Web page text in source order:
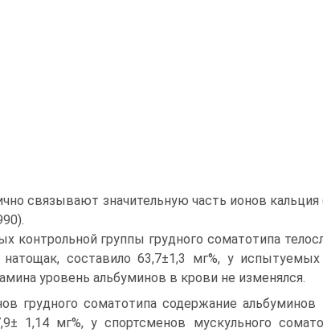
связывают значительную часть ионов
контрольной группы грудного сомато­типа
натощак, составило 63,7±1,3 мг%, у
уровень альбуминов в крови не изменялся.
грудного соматотипа содержание
1,14 мг%, у спортсменов мускульного